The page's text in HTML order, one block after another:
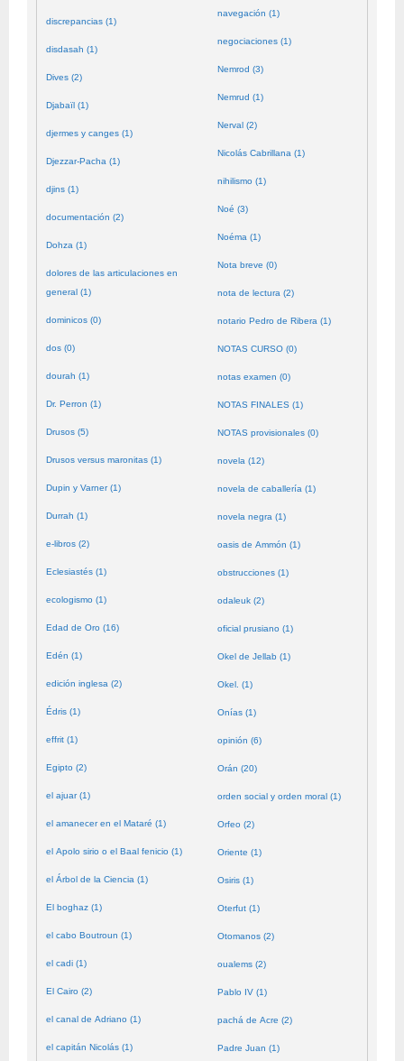
discrepancias (1)
disdasah (1)
Dives (2)
Djabaïl (1)
djermes y canges (1)
Djezzar-Pacha (1)
djins (1)
documentación (2)
Dohza (1)
dolores de las articulaciones en
general (1)
dominicos (0)
dos (0)
dourah (1)
Dr. Perron (1)
Drusos (5)
Drusos versus maronitas (1)
Dupin y Varner (1)
Durrah (1)
e-libros (2)
Eclesiastés (1)
ecologismo (1)
Edad de Oro (16)
Edén (1)
edición inglesa (2)
Édris (1)
effrit (1)
Egipto (2)
el ajuar (1)
el amanecer en el Mataré (1)
el Apolo sirio o el Baal fenicio (1)
el Árbol de la Ciencia (1)
El boghaz (1)
el cabo Boutroun (1)
el cadi (1)
El Cairo (2)
el canal de Adriano (1)
el capitán Nicolás (1)
navegación (1)
negociaciones (1)
Nemrod (3)
Nemrud (1)
Nerval (2)
Nicolás Cabrillana (1)
nihilismo (1)
Noé (3)
Noéma (1)
Nota breve (0)
nota de lectura (2)
notario Pedro de Ribera (1)
NOTAS CURSO (0)
notas examen (0)
NOTAS FINALES (1)
NOTAS provisionales (0)
novela (12)
novela de caballería (1)
novela negra (1)
oasis de Ammón (1)
obstrucciones (1)
odaleuk (2)
oficial prusiano (1)
Okel de Jellab (1)
Okel. (1)
Onías (1)
opinión (6)
Orán (20)
orden social y orden moral (1)
Orfeo (2)
Oriente (1)
Osiris (1)
Oterfut (1)
Otomanos (2)
oualems (2)
Pablo IV (1)
pachá de Acre (2)
Padre Juan (1)